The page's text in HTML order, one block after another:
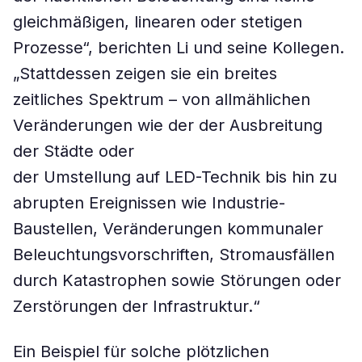
gleichmäßigen, linearen oder stetigen
Prozesse“, berichten Li und seine Kollegen.
„Stattdessen zeigen sie ein breites
zeitliches Spektrum – von allmählichen
Veränderungen wie der der Ausbreitung
der Städte oder
der Umstellung auf LED-Technik bis hin zu
abrupten Ereignissen wie Industrie-
Baustellen, Veränderungen kommunaler
Beleuchtungsvorschriften, Stromausfällen
durch Katastrophen sowie Störungen oder
Zerstörungen der Infrastruktur.“
Ein Beispiel für solche plötzlichen